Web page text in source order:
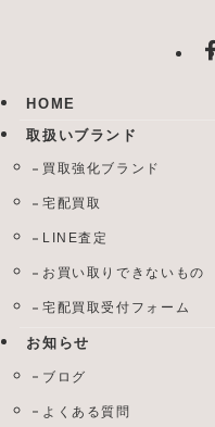
HOME
取扱いブランド
買取強化ブランド
宅配買取
LINE査定
お買い取りできないもの
宅配買取受付フォーム
お知らせ
ブログ
よくある質問